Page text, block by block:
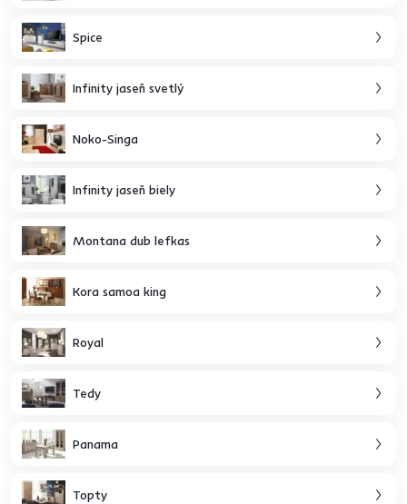
Spice
Infinity jaseň svetlý
Noko-Singa
Infinity jaseň biely
Montana dub lefkas
Kora samoa king
Royal
Tedy
Panama
Topty